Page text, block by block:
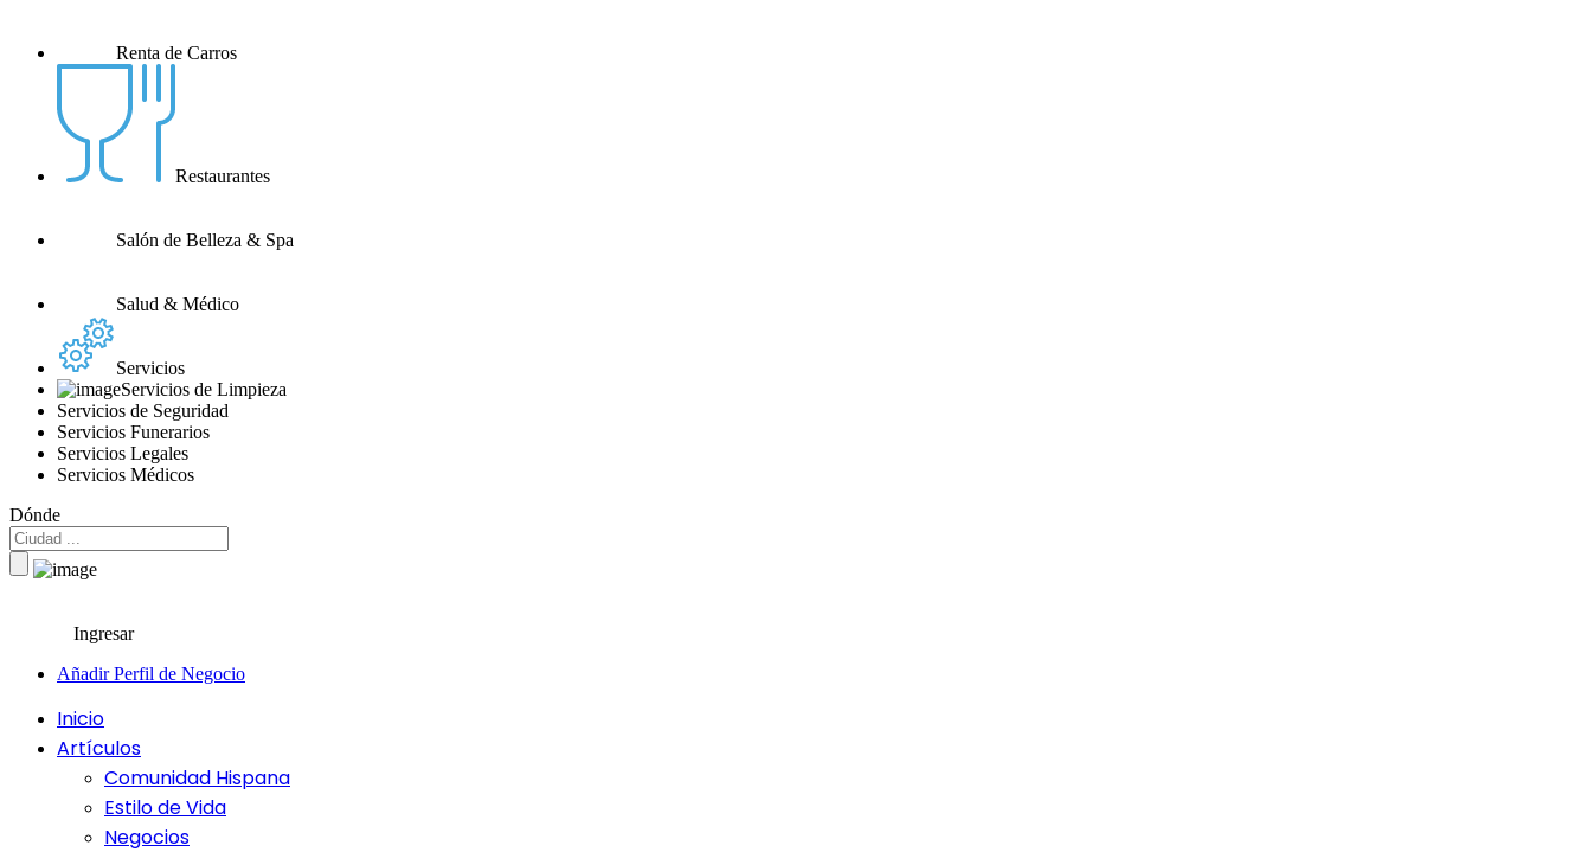
Renta de Carros
Restaurantes
Salón de Belleza & Spa
Salud & Médico
Servicios
Servicios de Limpieza
Servicios de Seguridad
Servicios Funerarios
Servicios Legales
Servicios Médicos
Dónde
Ingresar
Añadir Perfil de Negocio
Inicio
Artículos
Comunidad Hispana
Estilo de Vida
Negocios